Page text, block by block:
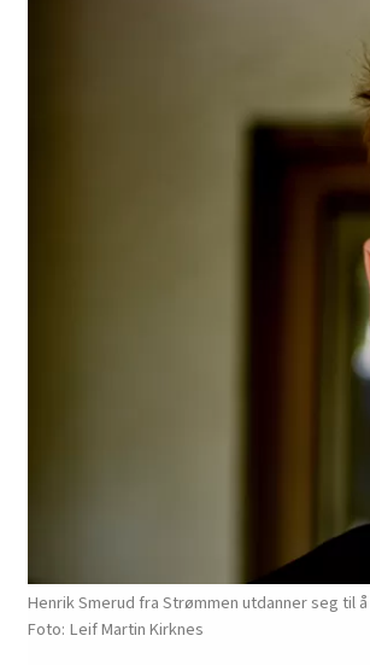
Henrik Smerud fra Strømmen utdanner seg til
Leif Martin Kirknes